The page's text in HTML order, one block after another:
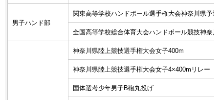
男子ハンド部
関東高等学校ハンドボール選手権大会神奈川県予
全国高等学校総合体育大会ハンドボール競技神奈
神奈川県陸上競技選手権大会女子400m
神奈川県陸上競技選手権大会女子4×400mリレー
国体選考少年男子B砲丸投げ